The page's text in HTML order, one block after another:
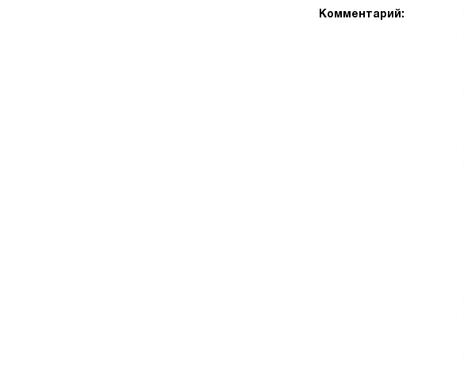
Комментарий: